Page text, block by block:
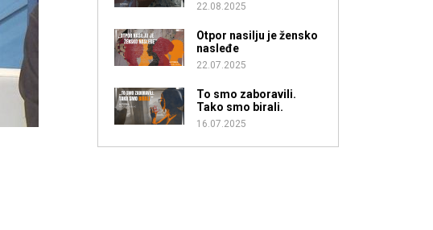
22.08.2025
Otpor nasilju je žensko
nasleđe
22.07.2025
To smo zaboravili.
Tako smo birali.
16.07.2025